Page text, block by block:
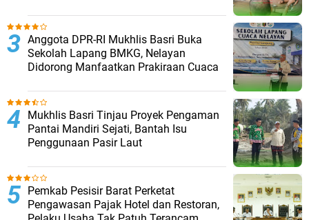
Anggota DPR-RI Mukhlis Basri Buka
Sekolah Lapang BMKG, Nelayan
Didorong Manfaatkan Prakiraan Cuaca ‎
Mukhlis Basri Tinjau Proyek Pengaman
Pantai Mandiri Sejati, Bantah Isu
Penggunaan Pasir Laut ‎
Pemkab Pesisir Barat Perketat
Pengawasan Pajak Hotel dan Restoran,